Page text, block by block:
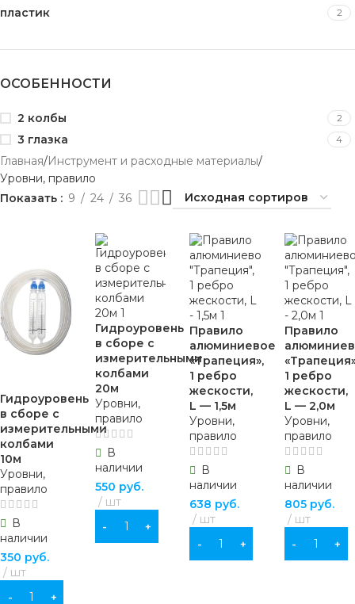
пластик 2
ОСОБЕННОСТИ
2 колбы 2
3 глазка 4
Главная Инструмент и расходные материалы
Уровни, правило
Показать
9 24 36
Гидроуровень
в сборе с
измерительными
колбами
10м
Уровни,
правило
В
наличии
350 руб.
шт
В КОРЗИНУ
Гидроуровень
в сборе с
измерительными
колбами
20м
Уровни,
правило
В
наличии
550 руб.
шт
В КОРЗИНУ
Правило
алюминиевое
«Трапеция»,
1 ребро
жескости,
L — 1,5м
Уровни,
правило
В
наличии
638 руб.
шт
В КОРЗИНУ
Правило
1 ребро
жескости,
L — 2,0м
Уровни,
правило
В
наличии
805руб.
шт
В КОРЗИНУ